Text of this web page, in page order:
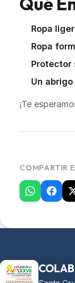
Ropa
Ropa
Protector
Un
¡Te
COMPARTIR